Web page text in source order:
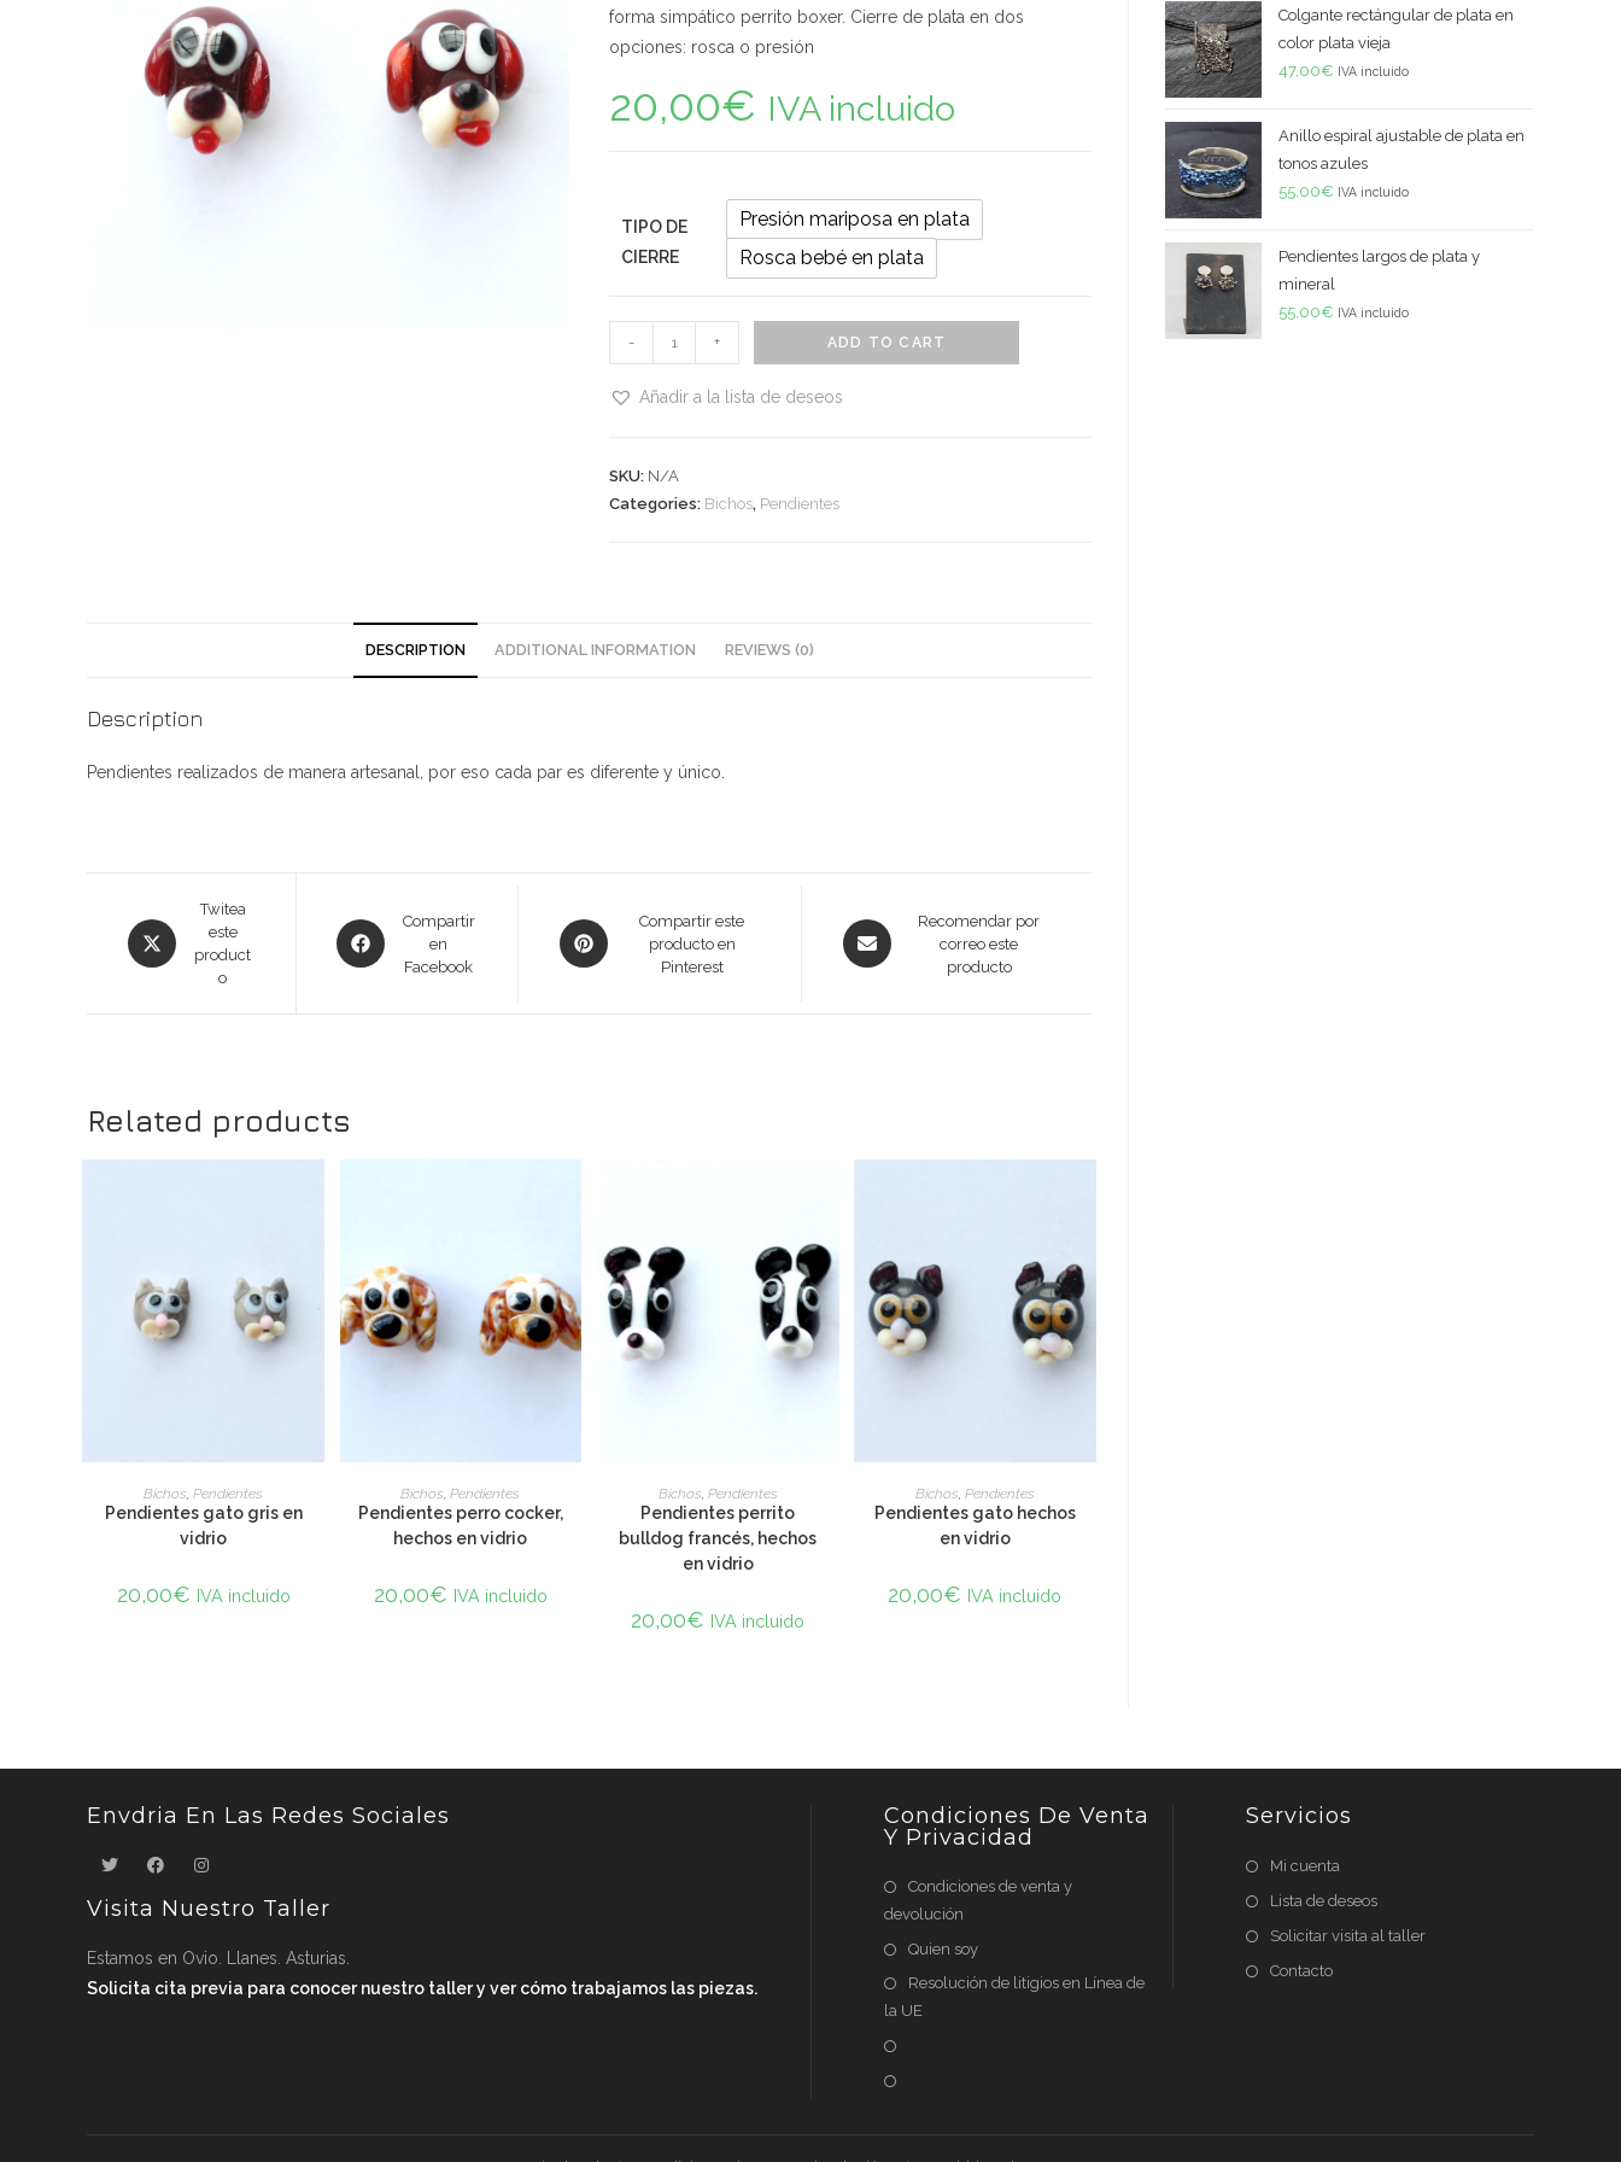
forma simpático perrito boxer. Cierre de plata en dos
opciones: rosca o presión
20,00€ IVA incluido
TIPO DE
CIERRE
Presión mariposa en plata
Rosca bebé en plata
perrito
boxer,
vidrio
quantity
- + ADD TO CART
Añadir a la lista de deseos
SKU: N/A
Categories: Bichos, Pendientes
DESCRIPTION ADDITIONAL INFORMATION REVIEWS (0)
Description
Pendientes realizados de manera artesanal, por eso cada par es diferente y único.
in
a
Twitea
este
product
o
Opens
in
Compartir
en
Facebook
Opens
in
Compartir este
producto en
Pinterest
Opens
in
Recomendar por
correo este
producto
Related products
SELECT OPTIONS
Bichos ,Pendientes
Pendientes gato gris en
vidrio
20,00€ IVA incluido
SELECT OPTIONS
Bichos ,Pendientes
Pendientes perro cocker,
hechos en vidrio
20,00€ IVA incluido
SELECT OPTIONS
Bichos Pendientes
Pendientes perrito
bulldog francés, hechos
en vidrio
20,00€ IVA incluido
SELECT OPTIONS
Bichos Pendientes
Pendientes gato hechos
en vidrio
20,00€ IVA incluido
Colgante rectángular de plata en
color plata vieja
47,00€ IVA incluido
Anillo espiral ajustable de plata en
tonos azules
55,00€ IVA incluido
Pendientes largos de plata y
mineral
55,00€ IVA incluido
Envdria En Las Redes Sociales
Visita Nuestro Taller
Estamos en Ovio. Llanes. Asturias.
Solicita cita previa para conocer nuestro taller y ver cómo trabajamos las piezas.
Condiciones De Venta
Y Privacidad
Condiciones de venta y
devolución
Quien soy
Resolución de litigios en Línea de
la UE
Servicios
Mi cuenta
Lista de deseos
Solicitar visita al taller
Contacto